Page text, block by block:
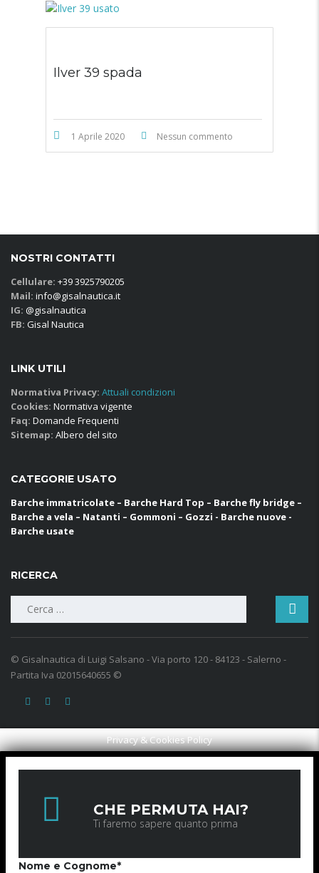
Ilver 39 spada
1 Aprile 2020 Nessun commento
NOSTRI CONTATTI
Cellulare: +39 3925790205
Mail: info@gisalnautica.it
IG: @gisalnautica
FB: Gisal Nautica
LINK UTILI
Normativa Privacy: Attuali condizioni
Cookies: Normativa vigente
Faq: Domande Frequenti
Sitemap: Albero del sito
CATEGORIE USATO
Barche immatricolate – Barche Hard Top – Barche fly bridge –
Barche a vela – Natanti – Gommoni – Gozzi - Barche nuove -
Barche usate
RICERCA
Ricerca
© Gisalnautica di Luigi Salsano - Via porto 120 - 84123 - Salerno -
Partita Iva 02015640655 ©
Privacy & Cookies Policy
CHE PERMUTA HAI?
Ti faremo sapere quanto prima
Nome e Cognome*